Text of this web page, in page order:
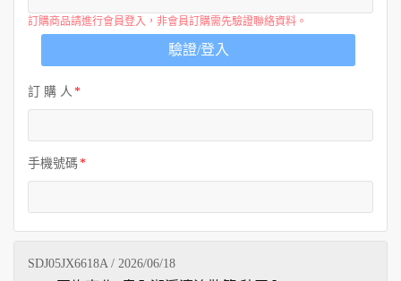
訂購商品請進行會員登入，非會員訂購需先驗證聯絡資料。
驗證/登入
訂 購 人
手機號碼
SDJ05JX6618A / 2026/06/18